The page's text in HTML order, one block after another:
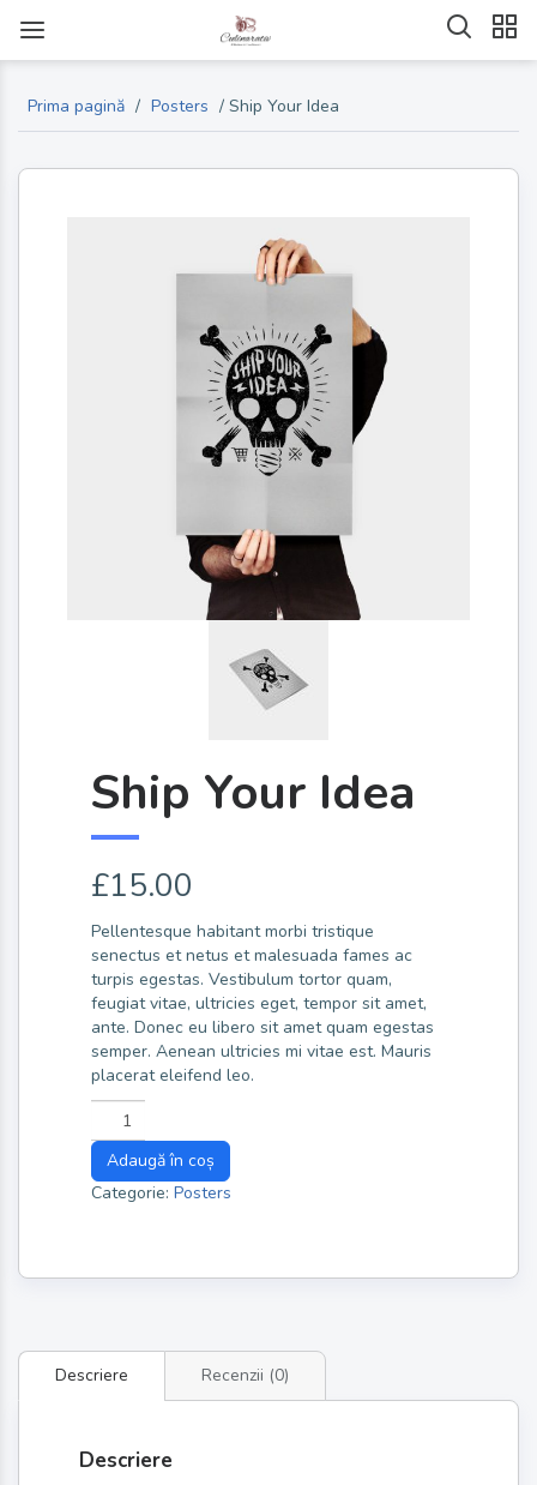
Prima pagină / Posters / Ship Your Idea
Ship Your Idea
£15.00
Pellentesque habitant morbi tristique
senectus et netus et malesuada fames ac
turpis egestas. Vestibulum tortor quam,
feugiat vitae, ultricies eget, tempor sit amet,
ante. Donec eu libero sit amet quam egestas
semper. Aenean ultricies mi vitae est. Mauris
placerat eleifend leo.
Adaugă în coș
Categorie: Posters
Descriere Recenzii (0)
Descriere